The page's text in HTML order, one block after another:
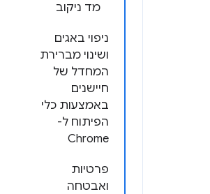
מד ניקוב
ניפוי באגים
ושינוי מברירת
המחדל של
חיישנים
באמצעות כלי
הפיתוח ל-
Chrome
פרטיות
ואבטחה